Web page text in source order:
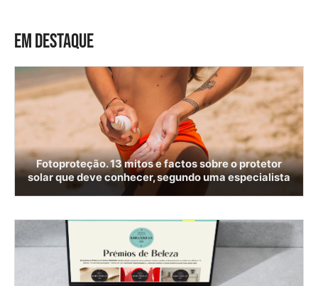
EM DESTAQUE
Fotoproteção. 13 mitos e factos sobre o protetor
solar que deve conhecer, segundo uma especialista